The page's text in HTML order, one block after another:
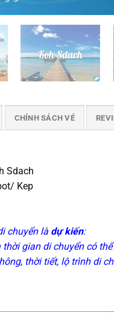
CHÍNH SÁCH VÉ
Sdach
Kep
chuyển là dự kiến:
gian di chuyển có
thời tiết, lộ trình di